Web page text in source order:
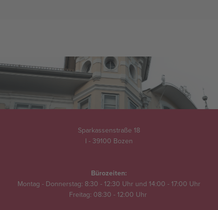
Sparkassenstraße 18
I - 39100 Bozen
Bürozeiten:
Montag - Donnerstag: 8:30 - 12:30 Uhr und 14:00 - 17:00 Uhr
Freitag: 08:30 - 12:00 Uhr